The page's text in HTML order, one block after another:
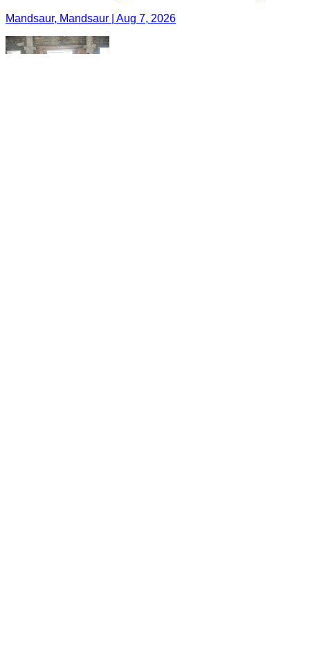
Mandsaur, Mandsaur | Aug 7, 2026